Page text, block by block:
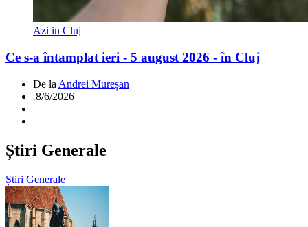
Azi in Cluj
Ce s-a întamplat ieri - 5 august 2026 - în Cluj
De la Andrei Mureșan
.8/6/2026
Știri Generale
Știri Generale